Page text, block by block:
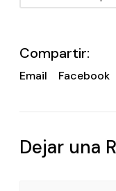
Compartir:
Email Facebook
Dejar una